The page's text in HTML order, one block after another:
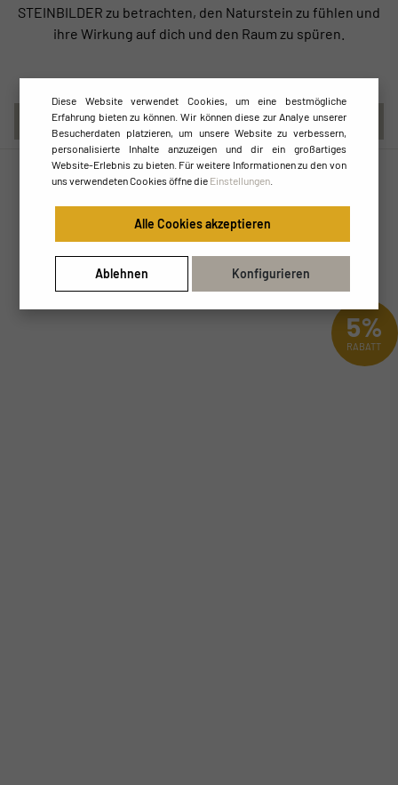
STEINBILDER zu betrachten, den Naturstein zu fühlen und
ihre Wirkung auf dich und den Raum zu spüren.
DE
5%
RABATT
Diese Website verwendet Cookies, um eine bestmögliche
Erfahrung bieten zu können. Wir können diese zur Analye unserer
Besucherdaten platzieren, um unsere Website zu verbessern,
personalisierte Inhalte anzuzeigen und dir ein großartiges
Website-Erlebnis zu bieten. Für weitere Informationen zu den von
uns verwendeten Cookies öffne die Einstellungen
Alle Cookies akzeptieren
Ablehnen Konfigurieren